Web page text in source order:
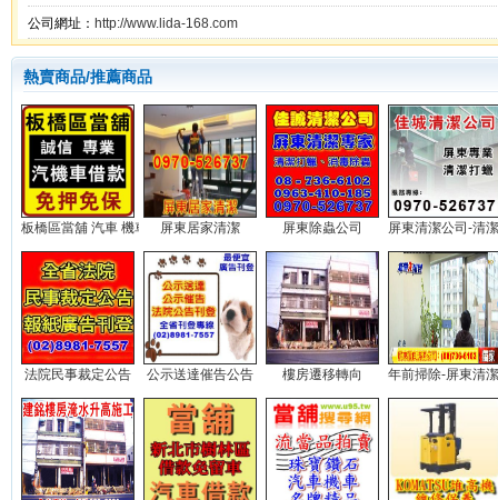
公司網址： http://www.lida-168.com
熱賣商品/推薦商品
板橋區當舖 汽車 機車 借款...屏東居家清潔 屏東除蟲公司 屏東清潔公司-清
法院民事裁定公告 公示送達催告公告 樓房遷移轉向 年前掃除-屏東清